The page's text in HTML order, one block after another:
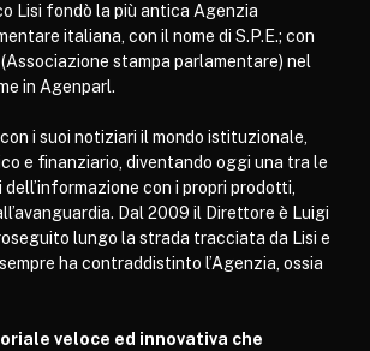
Lisi fondò la più antica Agenzia
italiana, con il nome di S.P.E.; con
(Associazione stampa parlamentare) nel
in Agenparl.
i suoi notiziari il mondo istituzionale,
e finanziario, diventando oggi una tra le
con i propri prodotti,
Dal 2009 il Direttore è Luigi
lungo la strada tracciata da Lisi e
ha contraddistinto l’Agenzia, ossia
veloce ed innovativa che